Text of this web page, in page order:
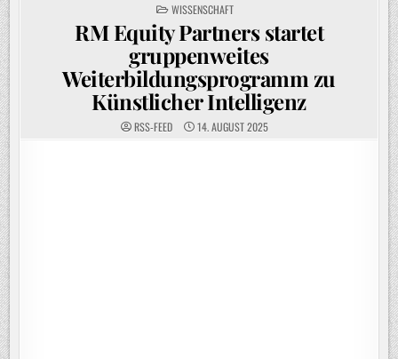
POSTED
IN
WISSENSCHAFT
RM Equity Partners startet
gruppenweites
Weiterbildungsprogramm zu
Künstlicher Intelligenz
RSS-FEED 14. AUGUST 2025